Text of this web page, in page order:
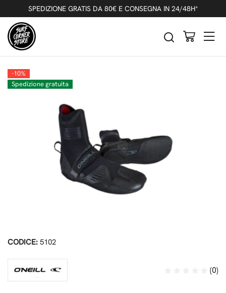
SPEDIZIONE GRATIS DA 80€ E CONSEGNA IN 24/48H*
Indietro Successivo
O'NEILL PSYCHO TECH 7MM BOOT
CALZARI PUNTA TONDA
-10%
Spedizione gratuita
CODICE: 5102
(0)